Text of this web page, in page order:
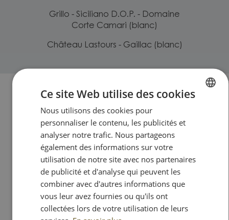
Grillo - Siciliano D.O.P. - Domaine
Corte Camari (blanc)
Château Lastours - Gaillac (blanc)
Nos colis cadeaux
COLIS "LES COPAINS
D'ABORD"
Ce site Web utilise des cookies
Nous utilisons des cookies pour
personnaliser le contenu, les publicités et
analyser notre trafic. Nous partageons
également des informations sur votre
utilisation de notre site avec nos partenaires
de publicité et d'analyse qui peuvent les
combiner avec d'autres informations que
vous leur avez fournies ou qu'ils ont
collectées lors de votre utilisation de leurs